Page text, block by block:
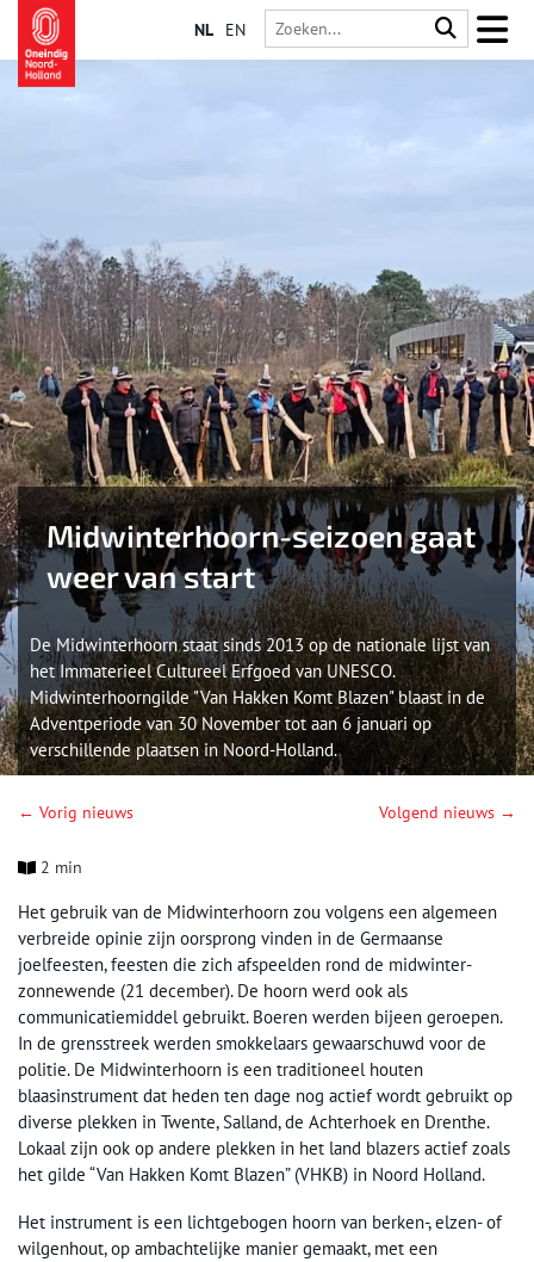
NL EN
Midwinterhoorn-seizoen gaat
weer van start
De Midwinterhoorn staat sinds 2013 op de nationale lijst van
het Immaterieel Cultureel Erfgoed van UNESCO.
Midwinterhoorngilde "Van Hakken Komt Blazen" blaast in de
Adventperiode van 30 November tot aan 6 januari op
verschillende plaatsen in Noord-Holland.
← Vorig nieuws Volgend nieuws →
2 min
Het gebruik van de Midwinterhoorn zou volgens een algemeen
verbreide opinie zijn oorsprong vinden in de Germaanse
joelfeesten, feesten die zich afspeelden rond de midwinter-
zonnewende (21 december). De hoorn werd ook als
communicatiemiddel gebruikt. Boeren werden bijeen geroepen.
In de grensstreek werden smokkelaars gewaarschuwd voor de
politie. De Midwinterhoorn is een traditioneel houten
blaasinstrument dat heden ten dage nog actief wordt gebruikt op
diverse plekken in Twente, Salland, de Achterhoek en Drenthe.
Lokaal zijn ook op andere plekken in het land blazers actief zoals
het gilde “Van Hakken Komt Blazen” (VHKB) in Noord Holland.
Het instrument is een lichtgebogen hoorn van berken-, elzen- of
wilgenhout, op ambachtelijke manier gemaakt, met een